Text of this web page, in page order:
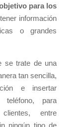
para los
información
o grandes
se trate de una
tan sencilla,
e insertar
teléfono, para
entre